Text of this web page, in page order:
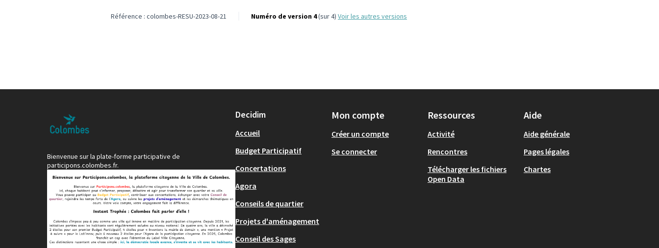
Référence : colombes-RESU-2023-08-21 Numéro de version 4(sur 4) voir les autres versions
Bienvenue sur la plate-forme participative de
participons.colombes.fr.
Decidim
Accueil
Budget Participatif
Concertations
Agora
Conseils de quartier
Projets d'aménagement
Conseil des Sages
Mon compte
Créer un compte
Se connecter
Ressources
Activité
Rencontres
Télécharger les fichiers
Open Data
Aide
Aide générale
Pages légales
Chartes